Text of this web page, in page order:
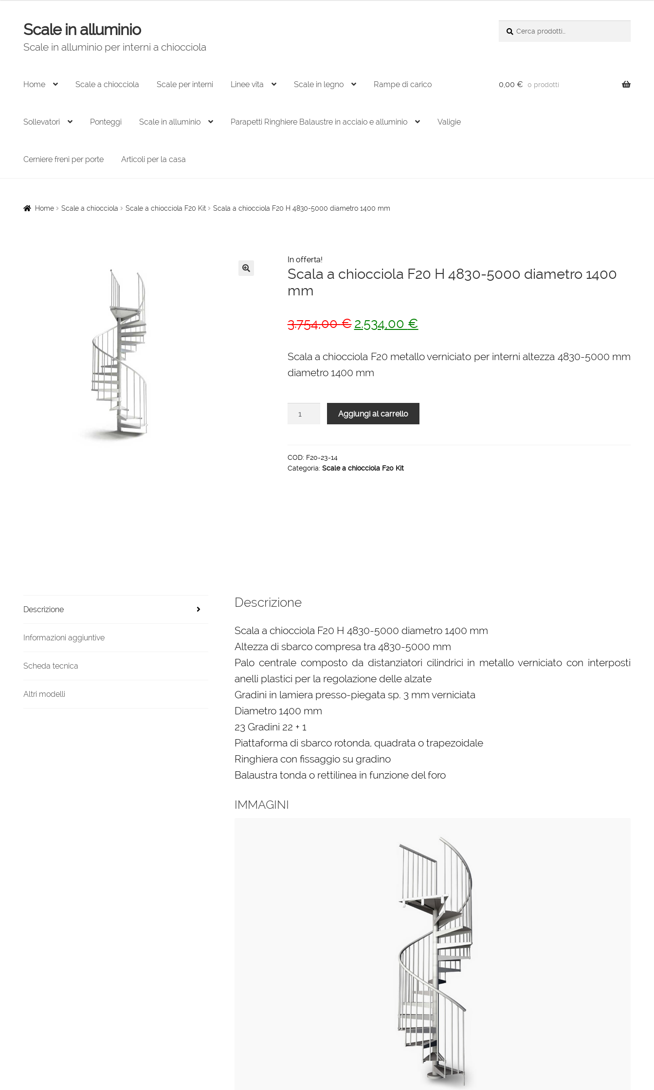
Vai
alla
navigazione
Vai
al
contenuto
Scale in alluminio
Scale in alluminio per interni a chiocciola
Home Scale a chiocciola Scale per interni Linee vita Scale in legno Rampe di carico
Sollevatori Ponteggi Scale in alluminio Parapetti Ringhiere Balaustre in acciaio e alluminio Valigie
Cerniere freni per porte Articoli per la casa
0,00 € 0 prodotti
Home Scale a chiocciola Scale a chiocciola F20 Kit Scala a chiocciola F20 H 4830-5000 diametro 1400 mm
In offerta!
Scala a chiocciola F20 H 4830-5000 diametro 1400
mm
3.754,00€ Il
originale
era:
2.534,00 €
attuale
Scala a chiocciola F20 metallo verniciato per interni altezza 4830-5000 mm
diametro 1400 mm
H
4830-
Aggiungi al carrello
COD: F20-23-14
Categoria: Scale a chiocciola F20 Kit
Descrizione
Informazioni aggiuntive
Scheda tecnica
Altri modelli
Descrizione
Scala a chiocciola F20 H 4830-5000 diametro 1400 mm
Altezza di sbarco compresa tra 4830-5000 mm
Palo centrale composto da distanziatori cilindrici in metallo verniciato con interposti
anelli plastici per la regolazione delle alzate
Gradini in lamiera presso-piegata sp. 3 mm verniciata
Diametro 1400 mm
23 Gradini 22 + 1
Piattaforma di sbarco rotonda, quadrata o trapezoidale
Ringhiera con fissaggio su gradino
Balaustra tonda o rettilinea in funzione del foro
IMMAGINI
3.754,00 €.